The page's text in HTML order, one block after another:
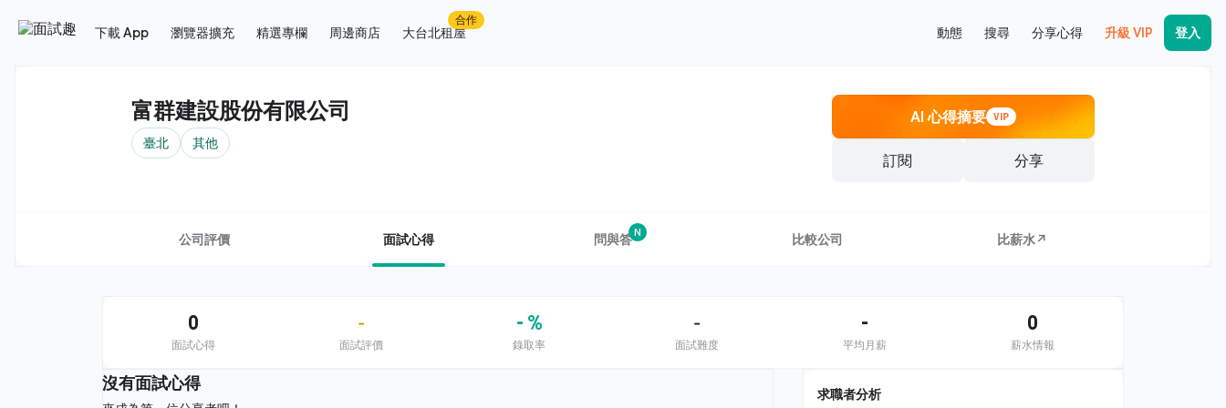
下載 App 瀏覽器擴充 精選專欄 周邊商店 大台北租屋
合作
動態 搜尋 分享心得 升級 VIP 登入
富群建設股份有限公司
臺北 其他
AI 心得摘要 VIP
訂閱 分享
公司評價 面試心得 問與答N 比較公司 比薪水↗
0
面試心得
-
面試評價
- %
錄取率
-
面試難度
-
平均月薪
0
薪水情報
沒有面試心得
求職者分析